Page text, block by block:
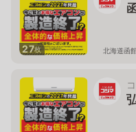
27枚 北海道函